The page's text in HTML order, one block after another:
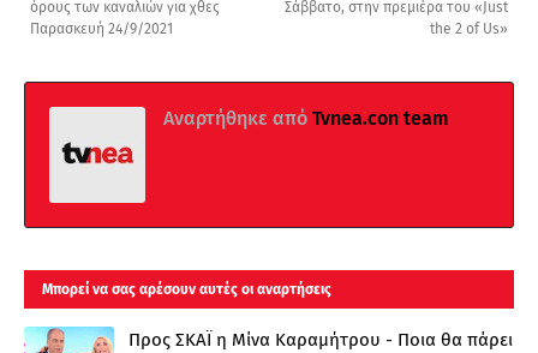
Σάββατο, στην πρεμιέρα του «Just
the 2 of Us»
όρους των καναλιών για χθες
Παρασκευή 24/9/2021
Αναρτήθηκε από Tvnea.con team
Μπορεί να σας αρέσουν αυτές οι αναρτήσεις
Προς ΣΚΑΪ η Μίνα Καραμήτρου - Ποια θα πάρει